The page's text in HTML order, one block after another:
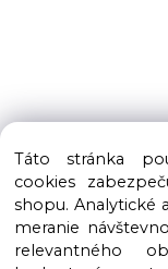
Copyright ©
Táto stránka
cookies
shopu. Analytické
meranie
relevantného